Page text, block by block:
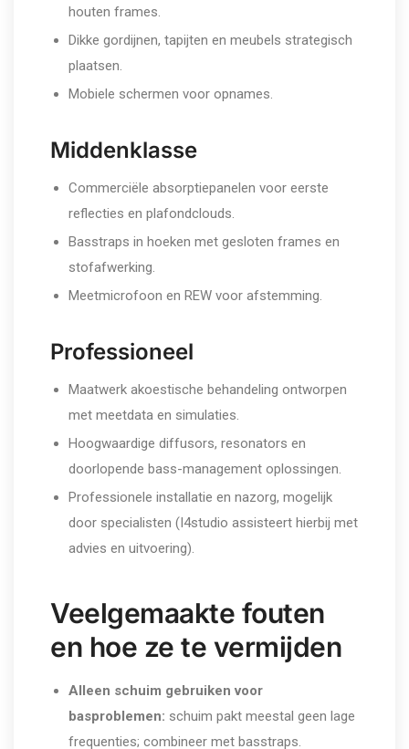
houten frames.
Dikke gordijnen, tapijten en meubels strategisch
plaatsen.
Mobiele schermen voor opnames.
Middenklasse
Commerciële absorptiepanelen voor eerste
reflecties en plafondclouds.
Basstraps in hoeken met gesloten frames en
stofafwerking.
Meetmicrofoon en REW voor afstemming.
Professioneel
Maatwerk akoestische behandeling ontworpen
met meetdata en simulaties.
Hoogwaardige diffusors, resonators en
doorlopende bass-management oplossingen.
Professionele installatie en nazorg, mogelijk
door specialisten (I4studio assisteert hierbij met
advies en uitvoering).
Veelgemaakte fouten
en hoe ze te vermijden
Alleen schuim gebruiken voor
basproblemen: schuim pakt meestal geen lage
frequenties; combineer met basstraps.